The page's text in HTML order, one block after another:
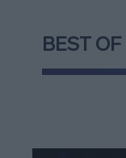
BEST OF